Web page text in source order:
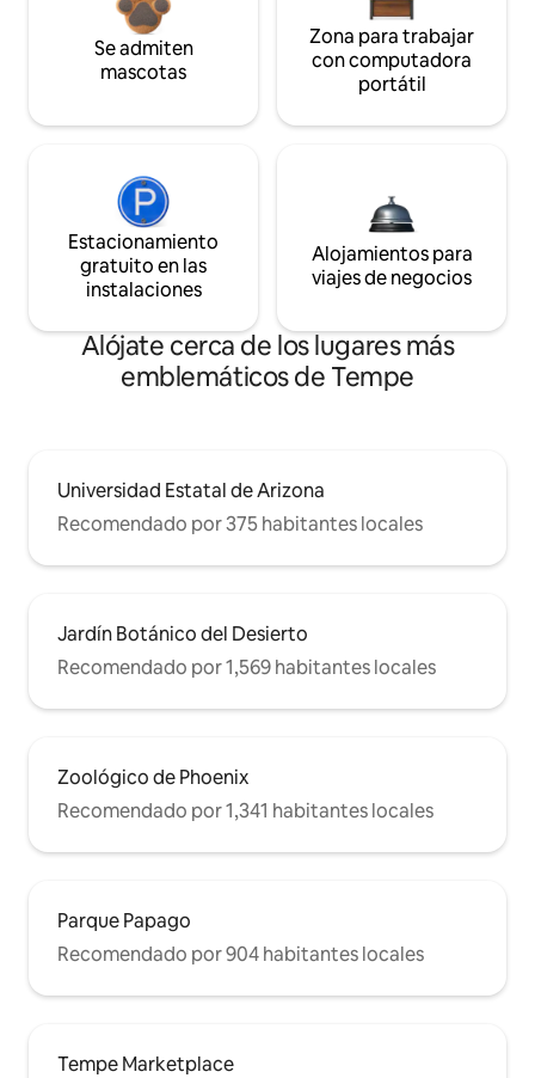
Se admiten
mascotas
Zona para trabajar
con computadora
portátil
Estacionamiento
gratuito en las
instalaciones
Alojamientos para
viajes de negocios
Alójate cerca de los lugares más
emblemáticos de Tempe
Universidad Estatal de Arizona
Recomendado por 375 habitantes locales
Jardín Botánico del Desierto
Recomendado por 1,569 habitantes locales
Zoológico de Phoenix
Recomendado por 1,341 habitantes locales
Parque Papago
Recomendado por 904 habitantes locales
Tempe Marketplace